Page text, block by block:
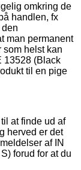
omkring de
handlen, fx
man permanent
som helst kan
13528 (Black
til en pige
at finde ud af
herved er det
af IN
forud for at du